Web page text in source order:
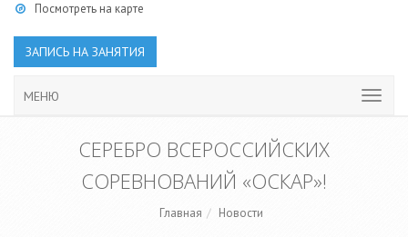
Посмотреть на карте
ЗАПИСЬ НА ЗАНЯТИЯ
МЕНЮ
СЕРЕБРО ВСЕРОССИЙСКИХ
СОРЕВНОВАНИЙ «ОСКАР»!
Главная Новости